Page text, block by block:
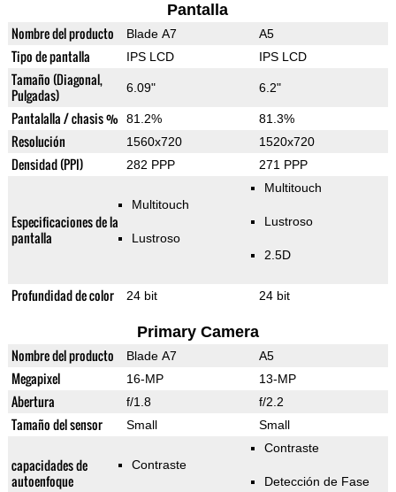
Pantalla
Nombre del producto Blade A7 A5
Tipo de pantalla IPS LCD IPS LCD
Tamaño (Diagonal,
Pulgadas)
6.09" 6.2"
Pantalalla / chasis % 81.2% 81.3%
Resolución 1560x720 1520x720
Densidad (PPI) 282 PPP 271 PPP
Especificaciones de la
pantalla
Multitouch
Lustroso
Multitouch
Lustroso
2.5D
Profundidad de color 24 bit 24 bit
Primary Camera
Nombre del producto Blade A7 A5
Megapixel 16-MP 13-MP
Abertura f/1.8 f/2.2
Tamaño del sensor Small Small
capacidades de
autoenfoque
Contraste
Contraste
Detección de Fase